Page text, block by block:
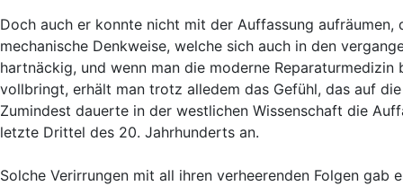
Doch auch er konnte nicht mit der Auffassung
mechanische Denkweise, welche sich auch in den
hartnäckig, und wenn man die moderne
vollbringt, erhält man trotz alledem das Gefühl, das auf
Zumindest dauerte in der westlichen Wissenschaft die
letzte Drittel des 20. Jahrhunderts an.
Solche Verirrungen mit all ihren verheerenden Folgen